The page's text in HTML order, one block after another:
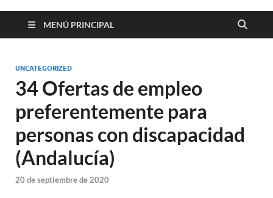
MENÚ PRINCIPAL
UNCATEGORIZED
34 Ofertas de empleo
preferentemente para
personas con discapacidad
(Andalucía)
20 de septiembre de 2020